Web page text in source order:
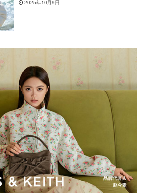
2025年10月9日